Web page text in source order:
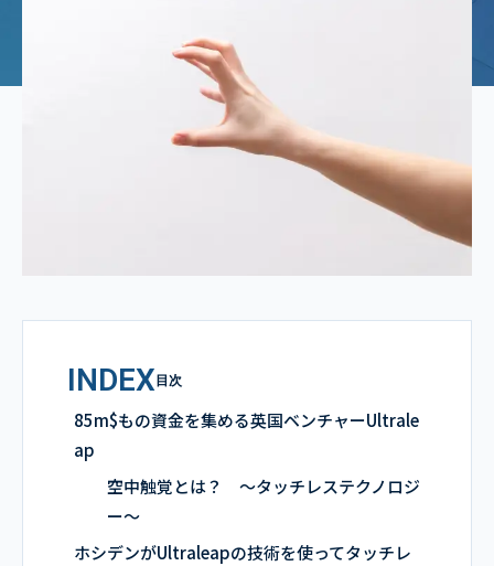
INDEX目次
85m$もの資金を集める英国ベンチャーUltrale
ap
空中触覚とは？ ～タッチレステクノロジ
ー～
ホシデンがUltraleapの技術を使ってタッチレ